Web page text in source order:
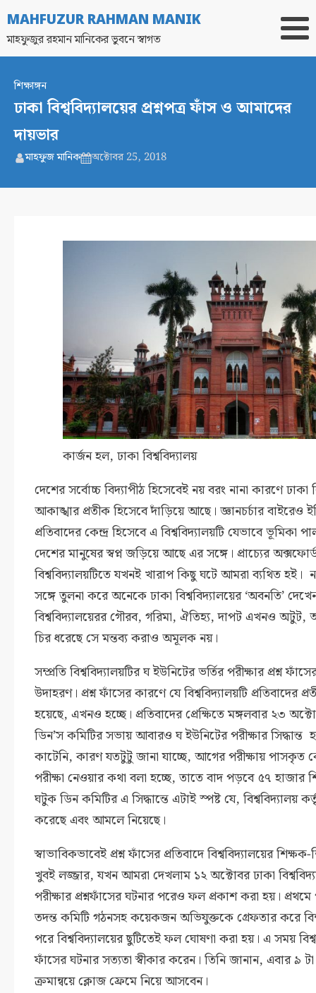
MAHFUZUR RAHMAN MANIK
মাহফুজুর রহমান মানিকের ভুবনে স্বাগত
শিক্ষাঙ্গন
ঢাকা বিশ্ববিদ্যালয়ের প্রশ্নপত্র ফাঁস ও আমাদের
দায়ভার
মাহফুজ মানিক অক্টোবর 25, 2018
কার্জন হল, ঢাকা বিশ্ববিদ্যালয়
দেশের সর্বোচ্চ বিদ্যাপীঠ হিসেবেই নয় বরং নানা কারণে
আকাঙ্খার প্রতীক হিসেবে দাঁড়িয়ে আছে। জ্ঞানচর্চার বাইরেও
প্রতিবাদের কেন্দ্র হিসেবে এ বিশ্ববিদ্যালয়টি যেভাবে
দেশের মানুষের স্বপ্ন জড়িয়ে আছে এর সঙ্গে। প্রাচ্যের
বিশ্ববিদ্যালয়টিতে যখনই খারাপ কিছু ঘটে আমরা ব্যথিত হই।
সঙ্গে তুলনা করে অনেকে ঢাকা বিশ্ববিদ্যালয়ের ‘অবনতি’
বিশ্ববিদ্যালয়েরর গৌরব, গরিমা, ঐতিহ্য, দাপট এখনও অটুট,
চির ধরেছে সে মন্তব্য করাও অমূলক নয়।
সম্প্রতি বিশ্ববিদ্যালয়টির ঘ ইউনিটের ভর্তির পরীক্ষার প্রশ্ন
উদাহরণ। প্রশ্ন ফাঁসের কারণে যে বিশ্ববিদ্যালয়টি প্রতিবাদের
হয়েছে, এখনও হচ্ছে। প্রতিবাদের প্রেক্ষিতে মঙ্গলবার ২৩
ডিন’স কমিটির সভায় আবারও ঘ ইউনিটের পরীক্ষার
কাটেনি, কারণ যতটুটু জানা যাচ্ছে, আগের পরীক্ষায় পাসকৃত
পরীক্ষা নেওয়ার কথা বলা হচ্ছে, তাতে বাদ পড়বে ৫৭ হাজার
ঘটুক ডিন কমিটির এ সিদ্ধান্তে এটাই স্পষ্ট যে, বিশ্ববিদ্যালয়
করেছে এবং আমলে নিয়েছে।
স্বাভাবিকভাবেই প্রশ্ন ফাঁসের প্রতিবাদে বিশ্ববিদ্যালয়ের শিক্ষক-
খুবই লজ্জার, যখন আমরা দেখলাম ১২ অক্টোবর ঢাকা
পরীক্ষার প্রশ্নফাঁসের ঘটনার পরেও ফল প্রকাশ করা হয়।
তদন্ত কমিটি গঠনসহ কয়েকজন অভিযুক্তকে গ্রেফতার করে
পরে বিশ্ববিদ্যালয়ের ছুটিতেই ফল ঘোষণা করা হয়। এ সময়
ফাঁসের ঘটনার সত্যতা স্বীকার করেন। তিনি জানান, এবার ৯
ক্রমান্বয়ে ক্লোজ ফ্রেমে নিয়ে আসবেন।